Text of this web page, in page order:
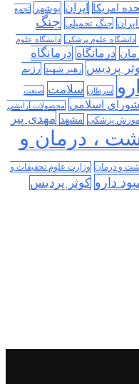
امریکا ایران بوشهر
تجمع
جنگ تحمیلی جنگ
دانشگاه علوم پزشکی دانشگاه علوم
درمانگاه درمانگاه
پردیس رهبر شهید رژیم
سرطان سلامت صنعت
اسلامی
محصولات آرایشی
پزشکی مشهد مهدی پیر
، درمان و
و درمان وزارت علوم تحقیقات و
دارو کوثر پردیس